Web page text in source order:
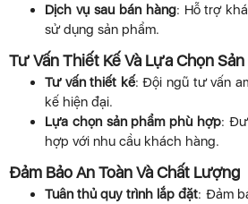
Dịch vụ sau bán hàng: Hỗ trợ
sử dụng sản phẩm.
Tư Vấn Thiết Kế Và Lựa Chọn
Tư vấn thiết kế: Đội ngũ tư vấn
kế hiện đại.
Lựa chọn sản phẩm phù hợp:
hợp với nhu cầu khách hàng.
Đảm Bảo An Toàn Và Chất Lượng
Tuân thủ quy trình lắp đặt: Đảm